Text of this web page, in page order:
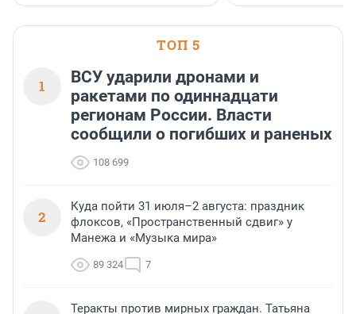
застройщик
области».
ТОП 5
1
ВСУ ударили дронами и
ракетами по одиннадцати
регионам России. Власти
сообщили о погибших и раненых
108 699
2
Куда пойти 31 июля–2 августа: праздник
флоксов, «Пространственный сдвиг» у
Манежа и «Музыка мира»
89 324 7
Теракты против мирных граждан. Татьяна